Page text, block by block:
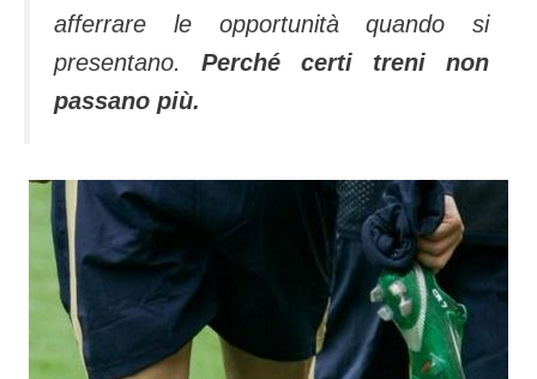
afferrare le opportunità quando si
presentano. Perché certi treni non
passano più.